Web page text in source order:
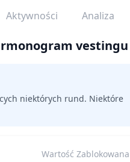
Aktywności Analiza
vestingu
niektórych rund. Niektóre
Wartość Zablokowana